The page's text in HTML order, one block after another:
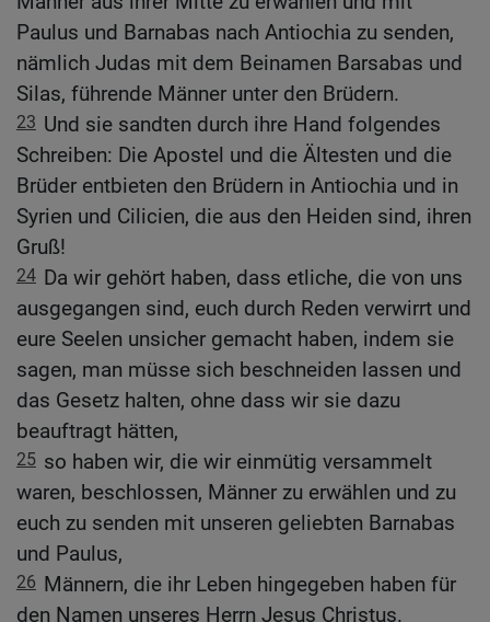
Paulus und Barnabas nach Antiochia zu senden,
nämlich Judas mit dem Beinamen Barsabas und
Silas, führende Männer unter den Brüdern.
23 Und sie sandten durch ihre Hand folgendes
Schreiben: Die Apostel und die Ältesten und die
Brüder entbieten den Brüdern in Antiochia und in
Syrien und Cilicien, die aus den Heiden sind, ihren
Gruß!
24 Da wir gehört haben, dass etliche, die von uns
ausgegangen sind, euch durch Reden verwirrt und
eure Seelen unsicher gemacht haben, indem sie
sagen, man müsse sich beschneiden lassen und
das Gesetz halten, ohne dass wir sie dazu
beauftragt hätten,
25 so haben wir, die wir einmütig versammelt
waren, beschlossen, Männer zu erwählen und zu
euch zu senden mit unseren geliebten Barnabas
und Paulus,
26 Männern, die ihr Leben hingegeben haben für
den Namen unseres Herrn Jesus Christus.